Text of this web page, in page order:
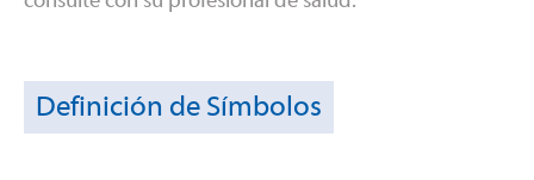
Definición de Símbolos